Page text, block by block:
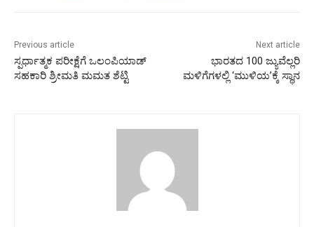
Previous article
ಸ್ಪರ್ಧಾತ್ಮಕ ಪರೀಕ್ಷೆಗೆ ಒಲಂಪಿಯಾಡ್
ಸಹಕಾರಿ ಶ್ರೀಮತಿ ಮಮತ ಶೆಟ್ಟಿ
Next article
ಭಾರತದ 100 ಜ್ಯುವೆಲ್ಲರಿ
ಮಳಿಗೆಗಳಲ್ಲಿ ‘ಮುಳಿಯ’ಕ್ಕೆ ಸ್ಥಾನ